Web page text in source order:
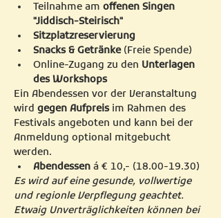
Teilnahme am offenen Singen
"Jiddisch-Steirisch"
Sitzplatzreservierung
Snacks & Getränke (Freie Spende)
Online-Zugang zu den Unterlagen
des Workshops
Ein Abendessen vor der Veranstaltung
wird gegen Aufpreis im Rahmen des
Festivals angeboten und kann bei der
Anmeldung optional mitgebucht
werden.
Abendessen á € 10,- (18.00-19.30)
Es wird auf eine gesunde, vollwertige
und regionle Verpflegung geachtet.
Etwaig Unverträglichkeiten können bei